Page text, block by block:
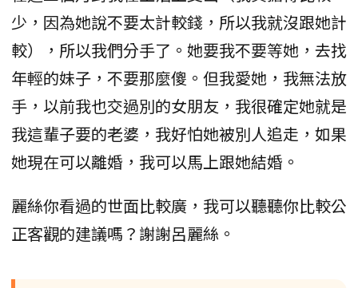
少，因為她說不要太計較錢，所以我就沒跟她計
較），所以我們分手了。她要我不要等她，去找
年輕的妹子，不要那麼傻。但我愛她，我無法放
手，以前我也交過別的女朋友，我很確定她就是
我這輩子要的老婆，我好怕她被別人追走，如果
她現在可以離婚，我可以馬上跟她結婚。
麗絲你看過的世面比較廣，我可以聽聽你比較公
正客觀的建議嗎？謝謝呂麗絲。